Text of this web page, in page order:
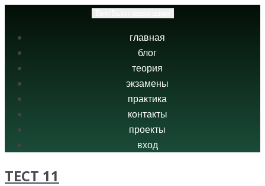
главная
блог
теория
экзамены
практика
контакты
проекты
вход
ТЕСТ 11